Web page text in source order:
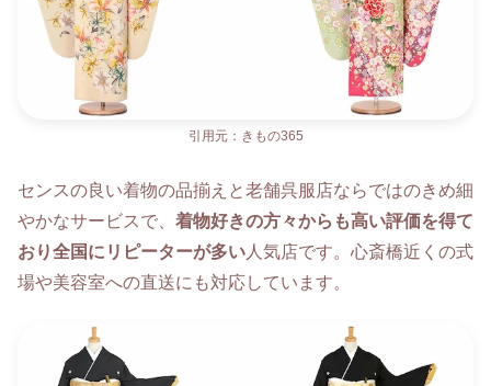
引用元：きもの365
センスの良い着物の品揃えと老舗呉服店ならではのきめ細
やかなサービスで、 着物好きの方々からも高い評価を得て
おり全国にリピーターが多い 人気店です。心斎橋近くの式
場や美容室への直送にも対応しています。